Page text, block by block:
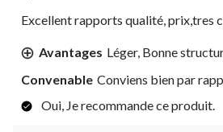
Excellent rapports qualité, prix,tres
Avantages Léger, Bonne
Convenable Conviens bien par
Oui, Je recommande ce produit.